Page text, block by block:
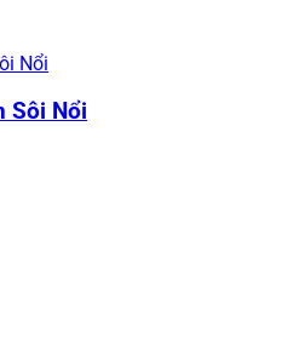
Sôi Nổi